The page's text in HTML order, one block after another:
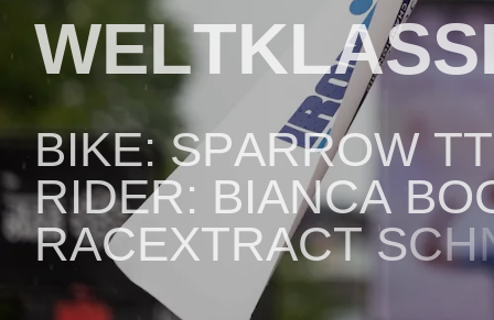
BIKE: SPARROW TT
RIDER: BIANCA BO
RACEXTRACT SCH
RO NM N 70.3 R
WELTKLASS